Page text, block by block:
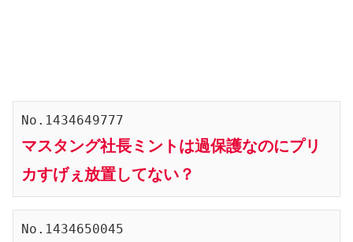
No.1434649777
マスタング社長ミントは過保護なのにプリ
カすげぇ放置してない？
No.1434650045